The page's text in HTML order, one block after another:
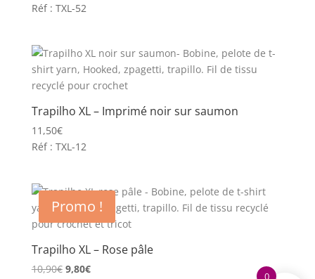
prix
9,80€.
prix
7,50€.
Réf : TXL-52
Trapilho XL – Imprimé noir sur saumon
11,50€
Réf : TXL-12
Promo !
Trapilho XL – Rose pâle
10,90€ Le
9,80€Le
0